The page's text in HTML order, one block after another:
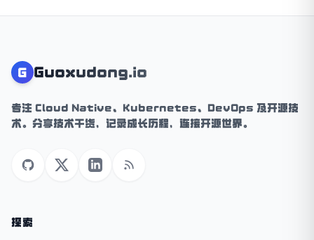
G Guoxudong.io
专注 Cloud Native、Kubernetes、DevOps 及开源技
术。分享技术干货，记录成长历程，连接开源世界。
GitHubX (Twitter)
LinkedIn
RSS
探索